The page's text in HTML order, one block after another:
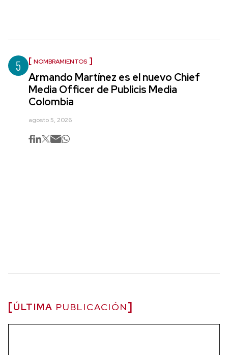
5 NOMBRAMIENTOS
Armando Martínez es el nuevo Chief
Media Officer de Publicis Media
Colombia
agosto 5, 2026
ÚLTIMA PUBLICACIÓN